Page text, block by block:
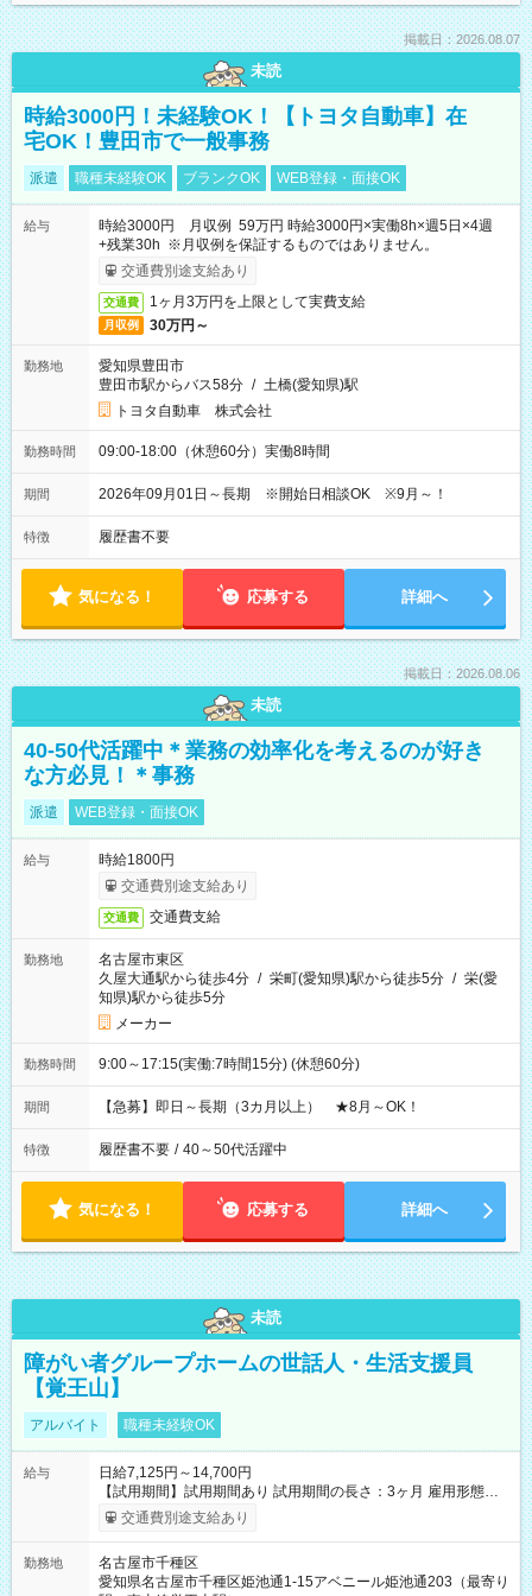
掲載日：2026.08.07
未読
時給3000円！未経験OK！【トヨタ自動車】在
宅OK！豊田市で一般事務
派遣 職種未経験OK ブランクOK WEB登録・面接OK
給与
時給3000円 月収例 59万円 時給3000円×実働8h×週5日×4週
+残業30h ※月収例を保証するものではありません。
交通費別途支給あり
交通費 1ヶ月3万円を上限として実費支給
月収例 30万円～
勤務地
愛知県豊田市
豊田市駅からバス58分 / 土橋(愛知県)駅
トヨタ自動車 株式会社
勤務時間 09:00-18:00（休憩60分）実働8時間
期間 2026年09月01日～長期 ※開始日相談OK ※9月～！
特徴 履歴書不要
気になる！ 応募する 詳細へ
掲載日：2026.08.06
未読
40-50代活躍中＊業務の効率化を考えるのが好き
な方必見！＊事務
派遣 WEB登録・面接OK
給与
時給1800円
交通費別途支給あり
交通費 交通費支給
勤務地
名古屋市東区
久屋大通駅から徒歩4分 / 栄町(愛知県)駅から徒歩5分 / 栄(愛
知県)駅から徒歩5分
メーカー
勤務時間 9:00～17:15(実働:7時間15分) (休憩60分)
期間 【急募】即日～長期（3カ月以上） ★8月～OK！
特徴 履歴書不要 / 40～50代活躍中
気になる！ 応募する 詳細へ
未読
障がい者グループホームの世話人・生活支援員
【覚王山】
アルバイト 職種未経験OK
給与
日給7,125円～14,700円
【試用期間】試用期間あり 試用期間の長さ：3ヶ月 雇用形態、
給与は本採用時と同じです。
交通費別途支給あり
勤務地
名古屋市千種区
愛知県名古屋市千種区姫池通1-15アベニール姫池通203（最寄り